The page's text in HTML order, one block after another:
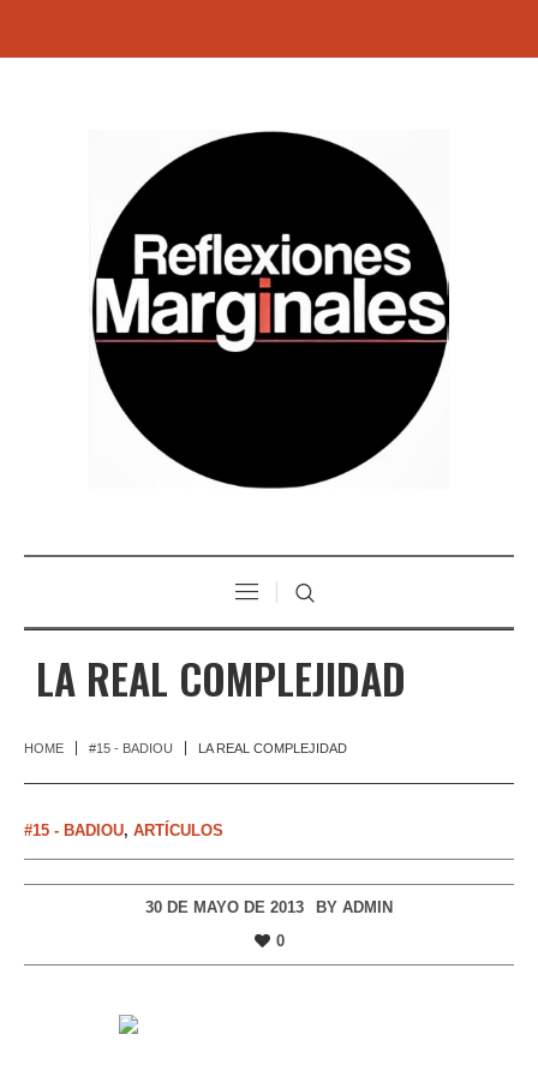
LA REAL COMPLEJIDAD
HOME #15 - BADIOU LA REAL COMPLEJIDAD
#15 - BADIOU, ARTÍCULOS
30 DE MAYO DE 2013 BY ADMIN
0